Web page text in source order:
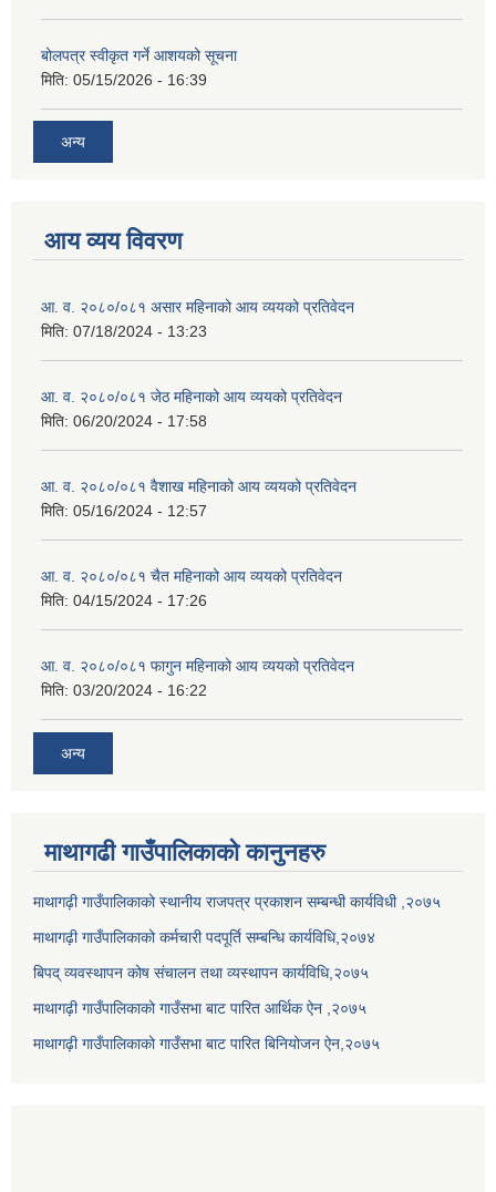
बोलपत्र स्वीकृत गर्ने आशयको सूचना
मिति: 05/15/2026 - 16:39
अन्य
आय व्यय विवरण
आ. व. २०८०/०८१ असार महिनाको आय व्ययको प्रतिवेदन
मिति: 07/18/2024 - 13:23
आ. व. २०८०/०८१ जेठ महिनाको आय व्ययको प्रतिवेदन
मिति: 06/20/2024 - 17:58
आ. व. २०८०/०८१ वैशाख महिनाको आय व्ययको प्रतिवेदन
मिति: 05/16/2024 - 12:57
आ. व. २०८०/०८१ चैत महिनाको आय व्ययको प्रतिवेदन
मिति: 04/15/2024 - 17:26
आ. व. २०८०/०८१ फागुन महिनाको आय व्ययको प्रतिवेदन
मिति: 03/20/2024 - 16:22
अन्य
माथागढी गाउँपालिकाको कानुनहरु
माथागढ़ी गाउँपालिकाको स्थानीय राजपत्र प्रकाशन सम्बन्धी कार्यविधी ,२०७५
माथागढ़ी गाउँपालिकाको कर्मचारी पदपूर्ति सम्बन्धि कार्यविधि,२०७४
बिपद् व्यवस्थापन कोष संचालन तथा व्यस्थापन कार्यविधि,२०७५
माथागढ़ी गाउँपालिकाको गाउँसभा बाट पारित आर्थिक ऐन ,२०७५
माथागढ़ी गाउँपालिकाको गाउँसभा बाट पारित बिनियोजन ऐन,२०७५